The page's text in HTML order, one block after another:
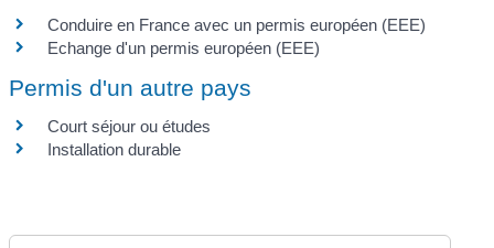
Conduire en France avec un permis européen (EEE)
Echange d'un permis européen (EEE)
Permis d'un autre pays
Court séjour ou études
Installation durable